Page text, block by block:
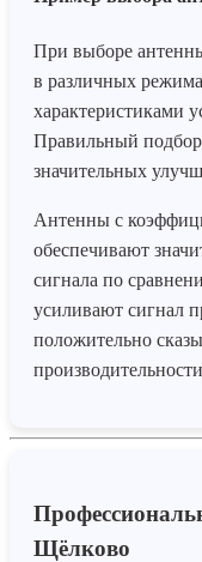
При выборе
в различных
характеристиками
Правильный подбор
значительных
Антенны с
обеспечивают
сигнала по
усиливают сигнал
положительно
Щёлково